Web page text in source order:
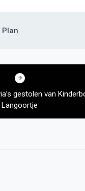
Plan
gestolen van
Langoortje